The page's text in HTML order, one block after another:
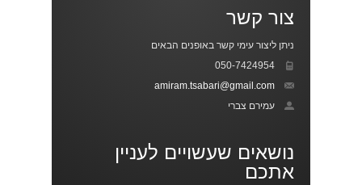
צור קשר
ניתן ליצור עימי קשר באופנים הבאים
050-7424954
amiram.tsabari@gmail.com
עמירם צברי
נושאים שעשויים לעניין
אתכם